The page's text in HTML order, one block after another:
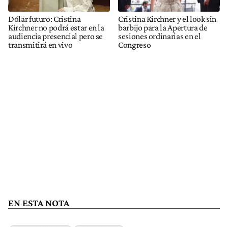
Dólar futuro: Cristina
Kirchner no podrá estar en la
audiencia presencial pero se
transmitirá en vivo
Cristina Kirchner y el look sin
barbijo para la Apertura de
sesiones ordinarias en el
Congreso
EN ESTA NOTA